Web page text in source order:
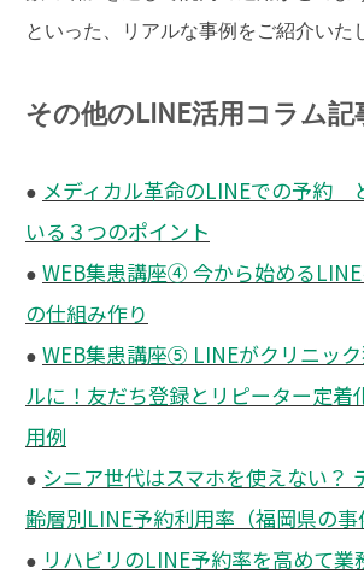
といった、リアルな事例をご紹介いた
その他のLINE活用コラム記
● メディカル革命のLINEでの予約
いる３つのポイント
● WEB集患講座④ 今から始める
の仕組み作り
● WEB集患講座⑤ LINEがクリニッ
ルに！友だち登録とリピーター定着
用例
● シニア世代はスマホを使えない？
齢層別LINE予約利用率（福岡県の事
● リハビリのLINE予約率を高めて業